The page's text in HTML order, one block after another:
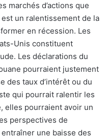
marchés d’actions que
un ralentissement de la
en récession. Les
Unis constituent
Les déclarations du
pourraient justement
des taux d’intérêt ou du
qui pourrait ralentir les
elles pourraient avoir un
perspectives de
une baisse des